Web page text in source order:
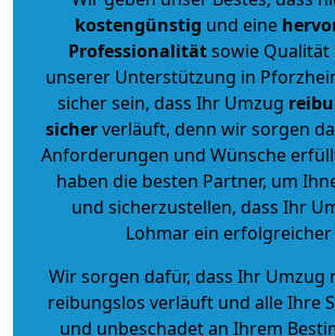
kostengünstig und eine
Professionalitätsowie
unserer Unterstützung in
sicher sein, dass Ihr Umzug
sicherverläuft, denn wir sorgen
Anforderungen und Wünsche
haben die besten Partner, um
und sicherzustellen, dass Ihr
Lohmar ein erfolgreicher
Wir sorgen dafür, dass Ihr Umzug
reibungslos verläuft und alle Ihre
und unbeschadet an Ihrem